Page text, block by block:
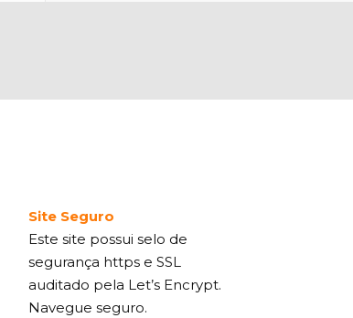
Site Seguro
Este site possui selo de
segurança https e SSL
auditado pela Let’s Encrypt.
Navegue seguro.